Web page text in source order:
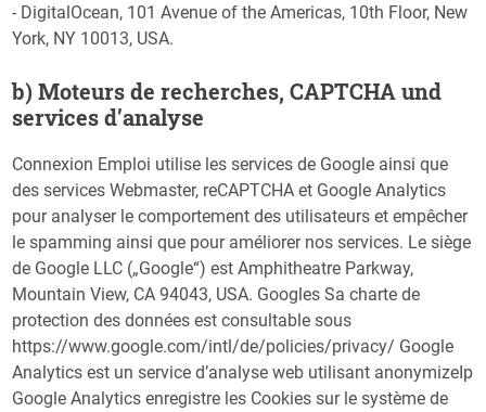
- DigitalOcean, 101 Avenue of the Americas, 10th Floor, New
York, NY 10013, USA.
b) Moteurs de recherches, CAPTCHA und
services d’analyse
Connexion Emploi utilise les services de Google ainsi que
des services Webmaster, reCAPTCHA et Google Analytics
pour analyser le comportement des utilisateurs et empêcher
le spamming ainsi que pour améliorer nos services. Le siège
de Google LLC („Google“) est Amphitheatre Parkway,
Mountain View, CA 94043, USA. Googles Sa charte de
protection des données est consultable sous
https://www.google.com/intl/de/policies/privacy/ Google
Analytics est un service d’analyse web utilisant anonymizeIp
Google Analytics enregistre les Cookies sur le système de